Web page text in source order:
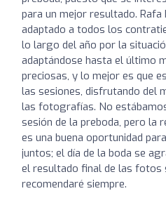
para un mejor resultado.
adaptado a todos los
lo largo del año por la
adaptándose hasta el último
preciosas, y lo mejor es que
las sesiones, disfrutando del
las fotografías. No
sesión de la preboda, pero la
es una buena oportunidad
juntos; el día de la boda se
el resultado final de las fotos
recomendaré siempre.